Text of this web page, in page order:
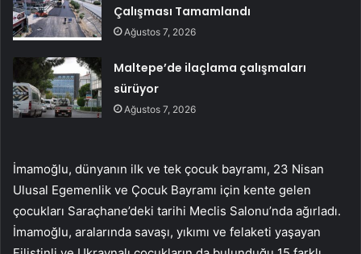
Çalışması Tamamlandı
Ağustos 7, 2026
Maltepe’de ilaçlama çalışmaları
sürüyor
Ağustos 7, 2026
İmamoğlu, dünyanın ilk ve tek çocuk bayramı, 23 Nisan
Ulusal Egemenlik ve Çocuk Bayramı için kente gelen
çocukları Saraçhane’deki tarihi Meclis Salonu’nda ağırladı.
İmamoğlu, aralarında savaşı, yıkımı ve felaketi yaşayan